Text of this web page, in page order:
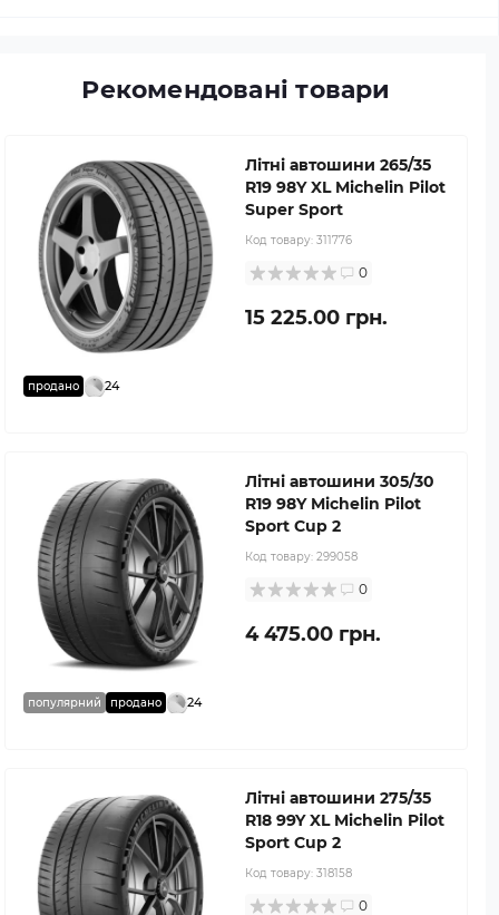
Рекомендовані товари
продано 24
Літні автошини 265/35
R19 98Y XL Michelin Pilot
Super Sport
Код товару: 311776
0
15 225.00 грн.
популярний продано 24
Літні автошини 305/30
R19 98Y Michelin Pilot
Sport Cup 2
Код товару: 299058
0
4 475.00 грн.
Літні автошини 275/35
R18 99Y XL Michelin Pilot
Sport Cup 2
Код товару: 318158
0